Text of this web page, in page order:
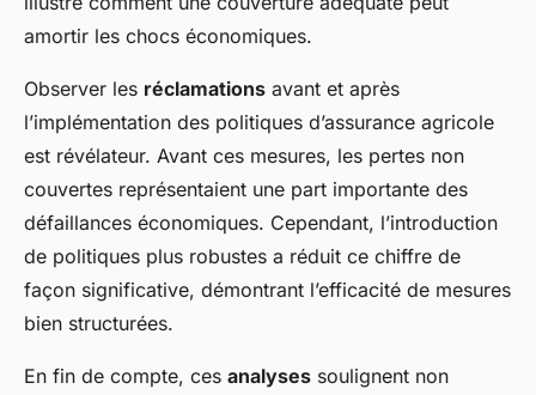
amortir les chocs économiques.
Observer les réclamations avant et après
l’implémentation des politiques d’assurance agricole
est révélateur. Avant ces mesures, les pertes non
couvertes représentaient une part importante des
défaillances économiques. Cependant, l’introduction
de politiques plus robustes a réduit ce chiffre de
façon significative, démontrant l’efficacité de mesures
bien structurées.
En fin de compte, ces analyses soulignent non